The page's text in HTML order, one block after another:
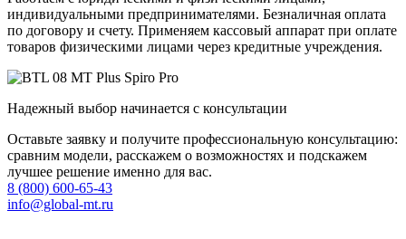
индивидуальными предпринимателями. Безналичная оплата
по договору и счету. Применяем кассовый аппарат при оплате
товаров физическими лицами через кредитные учреждения.
Надежный выбор начинается с консультации
Оставьте заявку и получите профессиональную консультацию:
сравним модели, расскажем о возможностях и подскажем
лучшее решение именно для вас.
8 (800) 600-65-43
info@global-mt.ru